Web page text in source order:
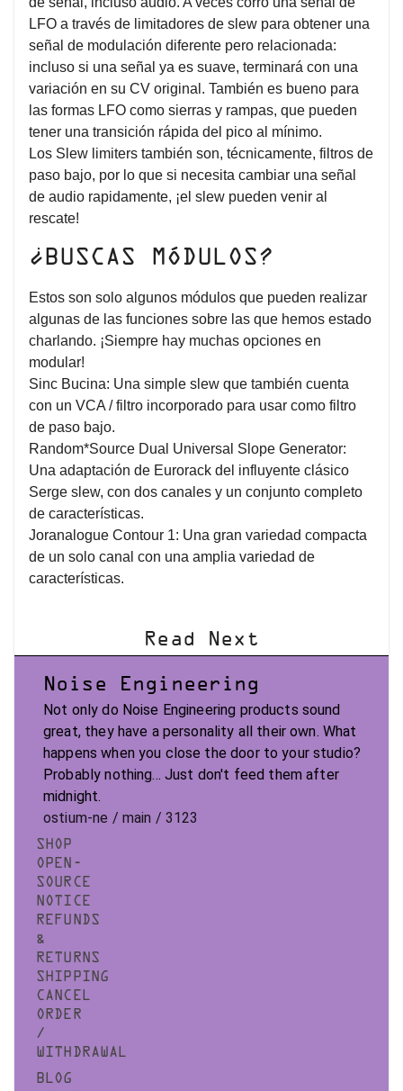
LFO a través de limitadores de slew para obtener una
señal de modulación diferente pero relacionada:
incluso si una señal ya es suave, terminará con una
variación en su CV original. También es bueno para
las formas LFO como sierras y rampas, que pueden
tener una transición rápida del pico al mínimo.
Los Slew limiters también son, técnicamente, filtros de
paso bajo, por lo que si necesita cambiar una señal
de audio rapidamente, ¡el slew pueden venir al
rescate!
¿BUSCAS MÓDULOS?
Estos son solo algunos módulos que pueden realizar
algunas de las funciones sobre las que hemos estado
charlando. ¡Siempre hay muchas opciones en
modular!
Sinc Bucina: Una simple slew que también cuenta
con un VCA / filtro incorporado para usar como filtro
de paso bajo.
Random*Source Dual Universal Slope Generator:
Una adaptación de Eurorack del influyente clásico
Serge slew, con dos canales y un conjunto completo
de características.
Joranalogue Contour 1: Una gran variedad compacta
de un solo canal con una amplia variedad de
características.
Read Next
Noise Engineering
Not only do Noise Engineering products sound
great, they have a personality all their own. What
happens when you close the door to your studio?
Probably nothing... Just don't feed them after
midnight.
ostium-ne / main / 3123
SHOP
OPEN-
SOURCE
NOTICE
REFUNDS
&
RETURNS
SHIPPING
CANCEL
ORDER
/
WITHDRAWAL
BLOG